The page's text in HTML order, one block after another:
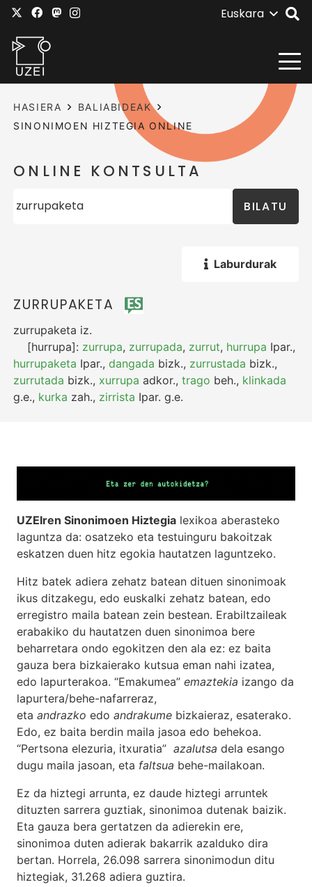
Euskara
HASIERA
BALIABIDEAK
SINONIMOEN HIZTEGIA ONLINE
ONLINE KONTSULTA
BILATU
Laburdurak
ZURRUPAKETA
zurrupaketa iz.
[hurrupa]: zurrupa, zurrupada, zurrut, hurrupa Ipar.,
hurrupaketa Ipar.,dangada bizk., zurrustada bizk.,
zurrutada bizk., xurrupa adkor.,trago beh., klinkada
g.e., kurka zah., zirrista Ipar. g.e.
UZEIren Sinonimoen Hiztegia lexikoa aberasteko
laguntza da: osatzeko eta testuinguru bakoitzak
eskatzen duen hitz egokia hautatzen laguntzeko.
Hitz batek adiera zehatz batean dituen sinonimoak
ikus ditzakegu, edo euskalki zehatz batean, edo
erregistro maila batean zein bestean. Erabiltzaileak
erabakiko du hautatzen duen sinonimoa bere
beharretara ondo egokitzen den ala ez: ez baita
gauza bera bizkaierako kutsua eman nahi izatea,
edo lapurterakoa. “Emakumea” emaztekia izango da
lapurtera/behe-nafarreraz,
eta andrazko edo andrakume bizkaieraz, esaterako.
Edo, ez baita berdin maila jasoa edo behekoa.
“Pertsona elezuria, itxuratia” azalutsa dela esango
dugu maila jasoan, eta faltsua behe-mailakoan.
Ez da hiztegi arrunta, ez daude hiztegi arruntek
dituzten sarrera guztiak, sinonimoa dutenak baizik.
Eta gauza bera gertatzen da adierekin ere,
sinonimoa duten adierak bakarrik azalduko dira
bertan. Horrela, 26.098 sarrera sinonimodun ditu
hiztegiak, 31.268 adiera guztira.